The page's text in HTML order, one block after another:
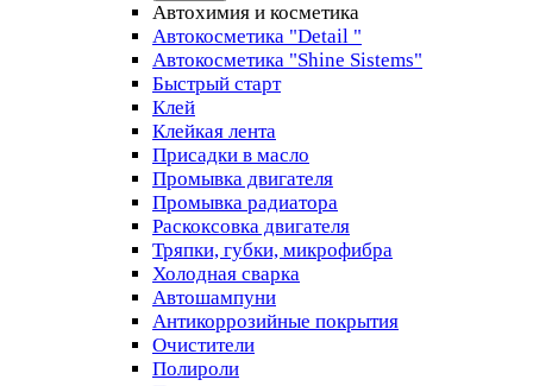
Автохимия и косметика
Автокосметика "Detail "
Автокосметика "Shine Sistems"
Быстрый старт
Клей
Клейкая лента
Присадки в масло
Промывка двигателя
Промывка радиатора
Раскоксовка двигателя
Тряпки, губки, микрофибра
Холодная сварка
Автошампуни
Антикоррозийные покрытия
Очистители
Полироли